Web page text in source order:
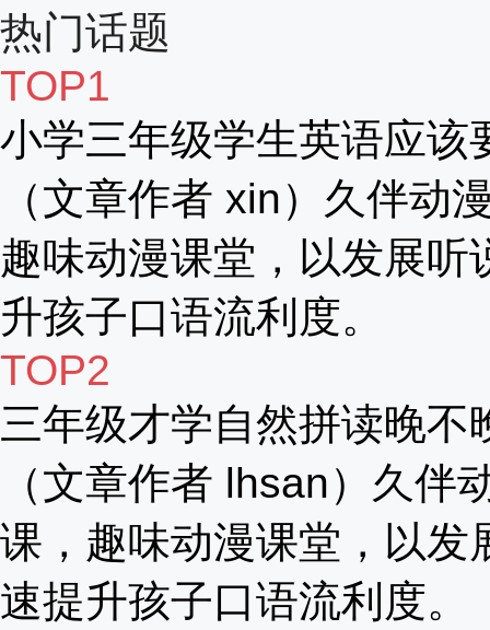
热门话题
TOP1
小学三年级学生英语应该
（文章作者 xin）久伴动
趣味动漫课堂，以发展
升孩子口语流利度。
TOP2
三年级才学自然拼读晚
（文章作者 lhsan）久伴
课，趣味动漫课堂，以发
速提升孩子口语流利度。